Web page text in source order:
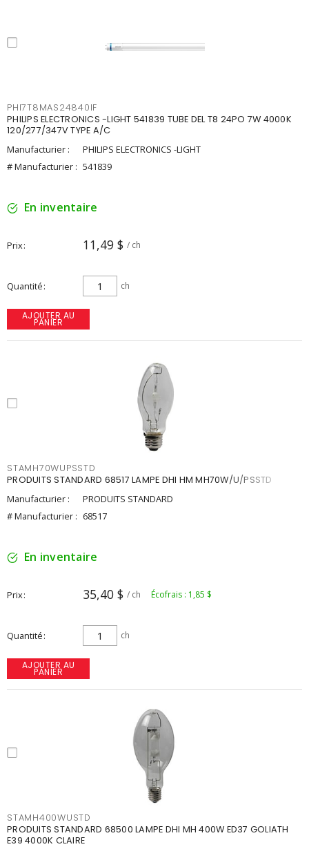
PHI7T8MAS24840IF
PHILIPS ELECTRONICS -LIGHT 541839 TUBE DEL T8 24PO 7W 4000K
120/277/347V TYPE A/C
Manufacturier :
PHILIPS ELECTRONICS -LIGHT
# Manufacturier : 541839
En inventaire
Prix 11,49 $ / ch
Quantité ch
AJOUTER AU
PANIER
STAMH70WUPSSTD
PRODUITS STANDARD 68517 LAMPE DHI HM MH70W/U/PSSTD
Manufacturier :
PRODUITS STANDARD
# Manufacturier : 68517
En inventaire
Prix 35,40 $ / ch Écofrais : 1,85 $
Quantité ch
AJOUTER AU
PANIER
STAMH400WUSTD
PRODUITS STANDARD 68500 LAMPE DHI MH 400W ED37 GOLIATH
E39 4000K CLAIRE